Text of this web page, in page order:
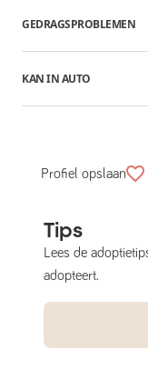
GEDRAGSPROBLEMEN
KAN IN AUTO
Profiel opslaan
Tips
Lees de
adopteert.